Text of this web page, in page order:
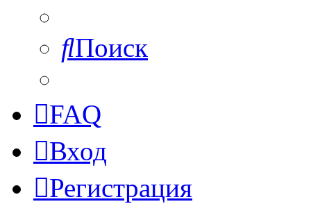
Поиск
FAQ
Вход
Регистрация